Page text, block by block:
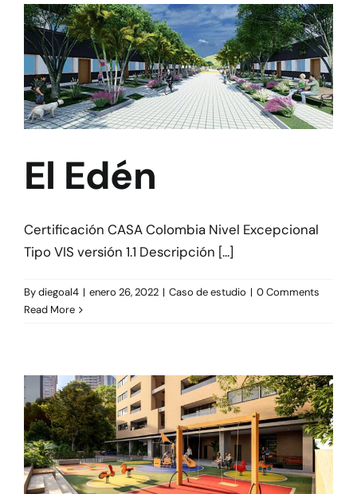
El Edén
Certificación CASA Colombia Nivel Excepcional
Tipo VIS versión 1.1 Descripción [...]
Bydiegoal4 | enero 26, 2022 | Caso de estudio | 0 Comments
Read More